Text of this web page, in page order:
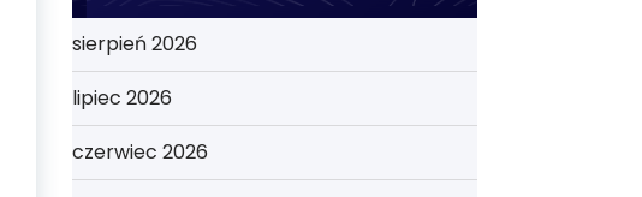
sierpień 2026
lipiec 2026
czerwiec 2026